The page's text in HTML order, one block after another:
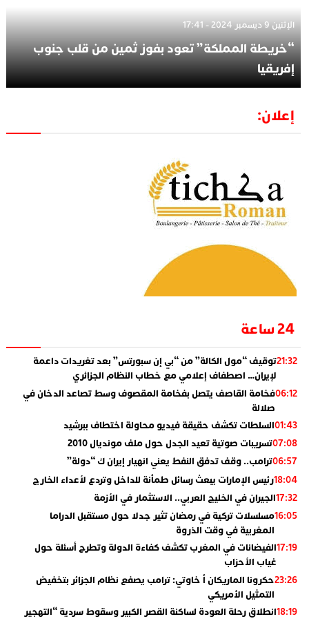
الإثنين 9 ديسمبر 2024 - 17:41
“خريطة المملكة” تعود بفوز ثمين من قلب جنوب
إفريقيا
إعلان:
24 ساعة
21:32توقيف “مول الكالة” من “بي إن سبورتس” بعد تغريدات داعمة
لإيران… اصطفاف إعلامي مع خطاب النظام الجزائري
06:12فخامة القاصف يتصل بفخامة المقصوف وسط تصاعد الدخان في
صلالة
01:43السلطات تكشف حقيقة فيديو محاولة اختطاف ببرشيد
07:08تسريبات صوتية تعيد الجدل حول ملف مونديال 2010
06:57ترامب.. وقف تدفق النفط يعني انهيار إيران ك “دولة”
18:04رئيس الإمارات يبعث رسائل طمأنة للداخل وتردع لأعداء الخارج
17:32الجيران في الخليج العربي.. الاستثمار في الأزمة
16:05مسلسلات تركية في رمضان تثير جدلا حول مستقبل الدراما
المغربية في وقت الذروة
17:19الفيضانات في المغرب تكشف كفاءة الدولة وتطرح أسئلة حول
غياب الأحزاب
23:26حكرونا الماريكان أ خاوتي: ترامب يصفع نظام الجزائر بتخفيض
التمثيل الأمريكي
18:19انطلاق رحلة العودة لساكنة القصر الكبير وسقوط سردية “التهجير